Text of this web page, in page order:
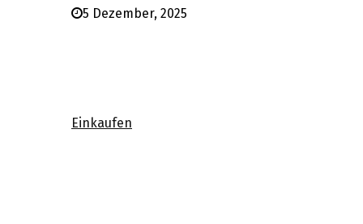
5 Dezember, 2025
Einkaufen